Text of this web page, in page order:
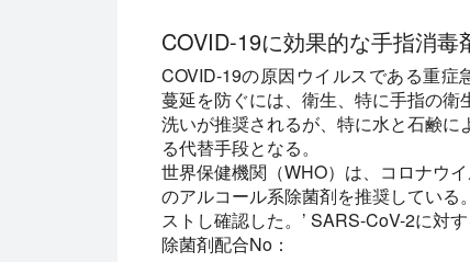
COVID-19に効果的な手指消毒
COVID-19の原因ウイルスである重
蔓延を防ぐには、衛生、特に手指の
洗いが推奨されるが、特に水と石鹸
る代替手段となる。
世界保健機関（WHO）は、コロナウ
のアルコール系除菌剤を推奨してい
ストし確認した。’ SARS-CoV-2に対す
除菌剤配合No：